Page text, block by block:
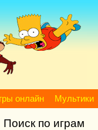
онлайн Мультики
Поиск по играм